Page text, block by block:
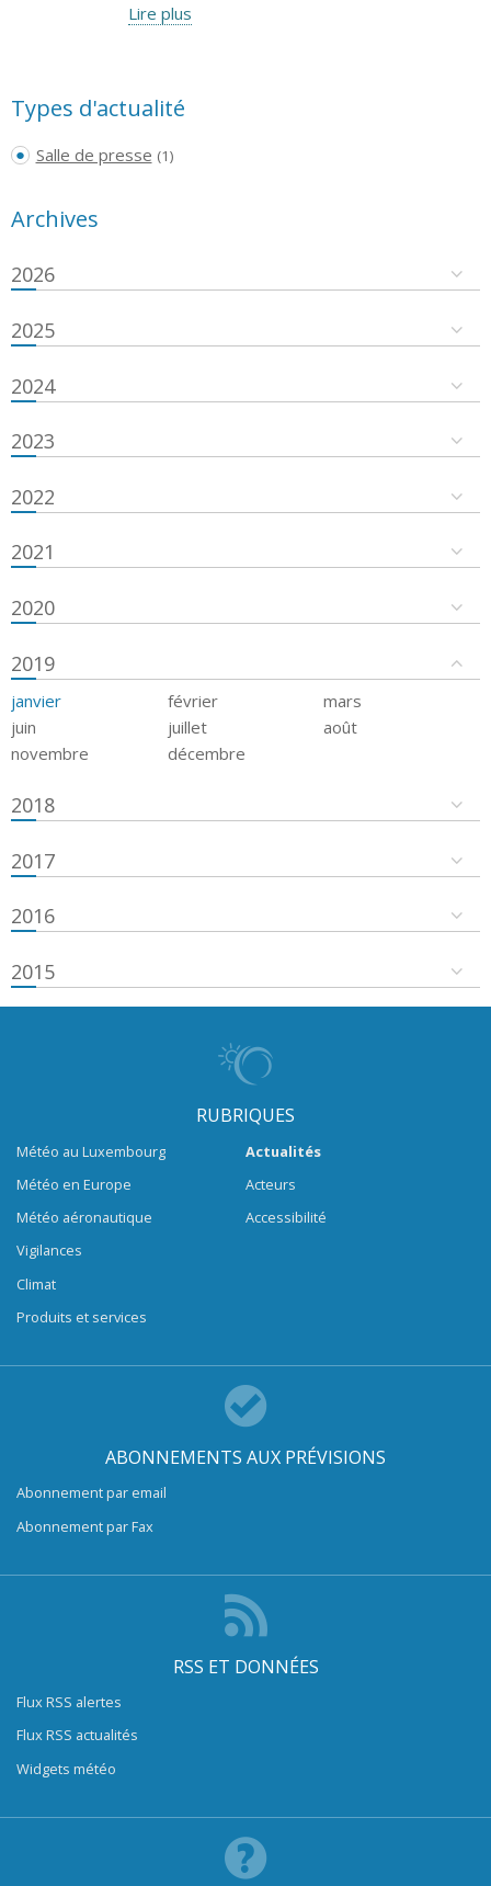
Lire plus
Types d'actualité
Salle de presse (1)
Archives
2026
2025
2024
2023
2022
2021
2020
2019
janvier février
mars
juin
juillet
août
novembre
décembre
2018
2017
2016
2015
RUBRIQUES
Météo au Luxembourg
Météo en Europe
Météo aéronautique
Vigilances
Climat
Produits et services
Actualités
Acteurs
Accessibilité
ABONNEMENTS AUX PRÉVISIONS
Abonnement par email
Abonnement par Fax
RSS ET DONNÉES
Flux RSS alertes
Flux RSS actualités
Widgets météo